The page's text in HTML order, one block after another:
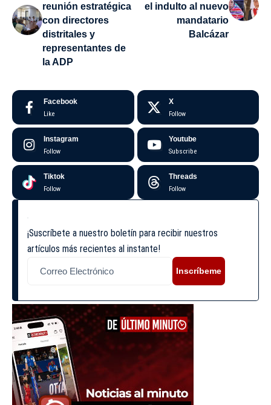
reunión estratégica
con directores
distritales y
representantes de
la ADP
el indulto al nuevo
mandatario
Balcázar
Facebook
Like
X
Follow
Instagram
Follow
Youtube
Subscribe
Tiktok
Follow
Threads
Follow
¡Suscríbete a nuestro boletín para recibir nuestros
artículos más recientes al instante!
Inscríbeme